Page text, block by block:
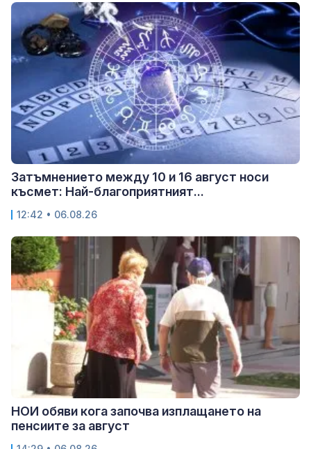
Затъмнението между 10 и 16 август носи
късмет: Най-благоприятният...
12:42 • 06.08.26
НОИ обяви кога започва изплащането на
пенсиите за август